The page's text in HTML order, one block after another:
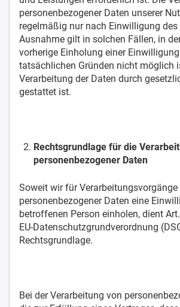
personenbezogener Daten unserer
regelmäßig nur nach Einwilligung des
Ausnahme gilt in solchen Fällen, in
vorherige Einholung einer
tatsächlichen Gründen nicht möglich
Verarbeitung der Daten durch
gestattet ist.
Rechtsgrundlage für die
personenbezogener Daten
Soweit wir für Verarbeitungsvorgänge
personenbezogener Daten eine
betroffenen Person einholen, dient
EU-Datenschutzgrundverordnung
Rechtsgrundlage.
Bei der Verarbeitung von